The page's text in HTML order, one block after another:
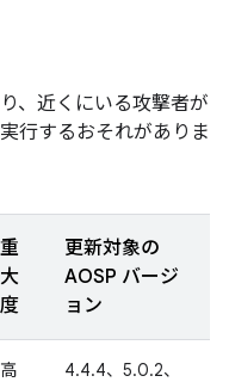
、近くにいる攻撃者が
行するおそれがありま
重
大
度
更新対象の
AOSP バージ
ョン
高
4.4.4、5.0.2、